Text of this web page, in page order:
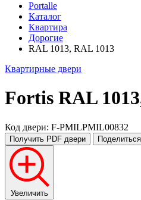
Portalle
Каталог
Квартира
Дорогие
RAL 1013, RAL 1013
Квартирные двери
Fortis RAL
Код двери: F-PMILPMIL00832
Получить PDF двери Поделиться
Увеличить